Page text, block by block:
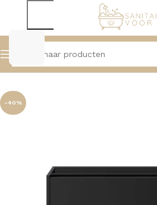
Home Badmeubelen Onderkasten
-40%